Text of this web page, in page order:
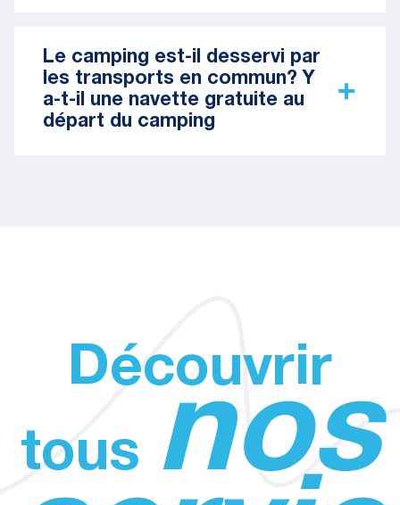
Le camping est-il desservi par
les transports en commun? Y
a-t-il une navette gratuite au
départ du camping
Découvrir
tous nos